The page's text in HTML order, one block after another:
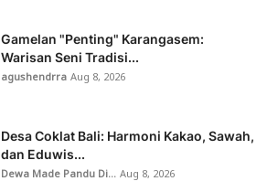
Gamelan "Penting" Karangasem:
Warisan Seni Tradisi...
agushendrraAug 8, 2026
Desa Coklat Bali: Harmoni Kakao, Sawah,
dan Eduwis...
Dewa Made Pandu Di...Aug 8, 2026